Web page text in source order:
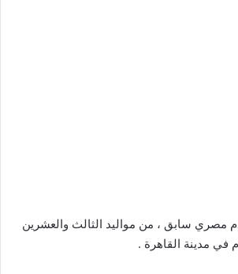
مصري سابق ، من مواليد الثالث والعشرين